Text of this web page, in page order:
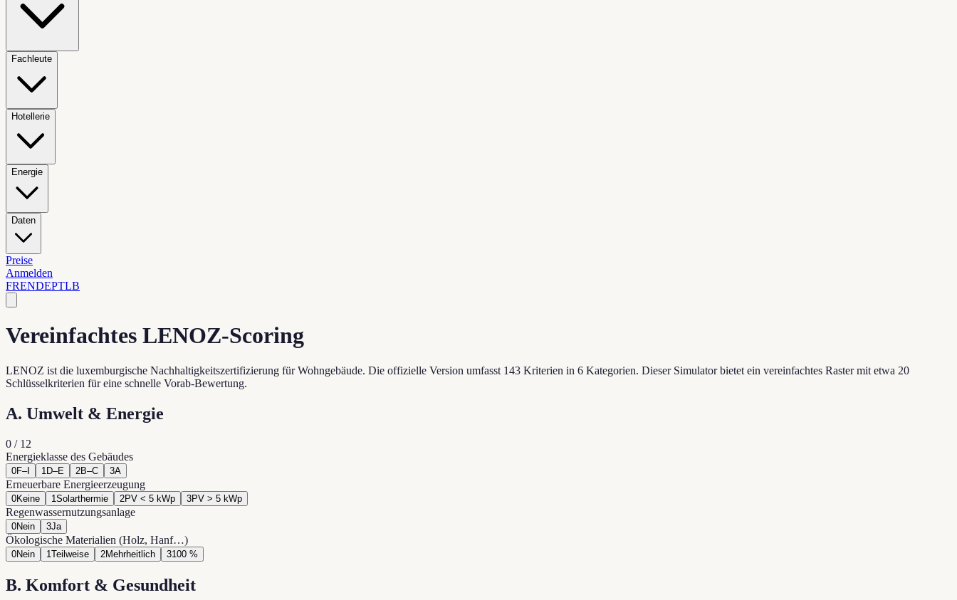
Fachleute
Hotellerie
Energie
Daten
Preise
Anmelden
FRENDEPTLB
Vereinfachtes LENOZ-Scoring
LENOZ ist die luxemburgische Nachhaltigkeitszertifizierung für Wohngebäude. Die offizielle Version umfasst 143 Kriterien in 6 Kategorien. Dieser Simulator bietet ein vereinfachtes Raster mit etwa 20
Schlüsselkriterien für eine schnelle Vorab-Bewertung.
A. Umwelt & Energie
0 / 12
Energieklasse des Gebäudes
0F–I 1 D–E 2B–C 3A
Erneuerbare Energieerzeugung
0Keine 1Solarthermie 2PV < 5 kWp 3PV > 5 kWp
Regenwassernutzungsanlage
0Nein 3Ja
Ökologische Materialien (Holz, Hanf…)
0Nein 1Teilweise 2Mehrheitlich 3100 %
B. Komfort & Gesundheit